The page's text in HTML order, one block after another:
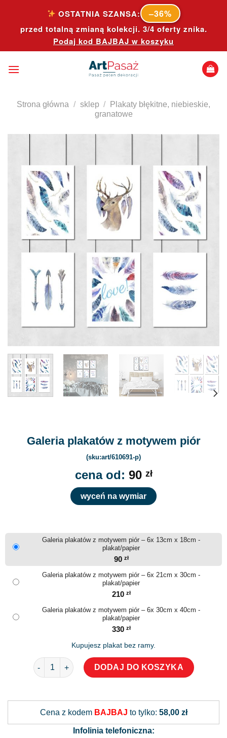
content
OSTATNIA SZANSA: –36%
przed totalną zmianą kolekcji. 3/4 oferty znika.
Podaj kod BAJBAJ w koszyku
Strona główna / sklep /
Plakaty błękitne, niebieskie,
granatowe
Galeria plakatów z motywem piór
(sku:art/610691-p)
cena od: 90 zł
wyceń na wymiar
Galeria plakatów z motywem piór – 6x 13cm x 18cm -
plakat/papier
90 zł
Galeria plakatów z motywem piór – 6x 21cm x 30cm -
plakat/papier
210 zł
Galeria plakatów z motywem piór – 6x 30cm x 40cm -
plakat/papier
330 zł
Kupujesz plakat bez ramy.
ilość Galeria plakatów z motywem piór
DODAJ DO KOSZYKA
Cena z kodem BAJBAJ to tylko: 58,00 zł
Infolinia telefoniczna: